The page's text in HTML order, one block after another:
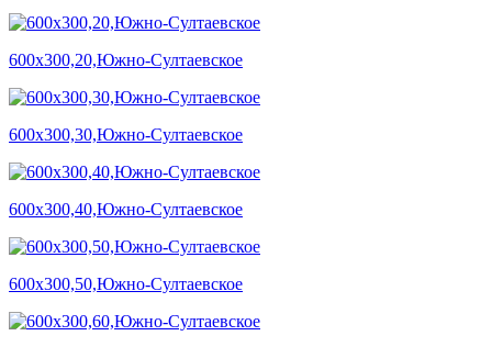
600х300,20,Южно-Султаевское
600х300,30,Южно-Султаевское
600х300,40,Южно-Султаевское
600х300,50,Южно-Султаевское